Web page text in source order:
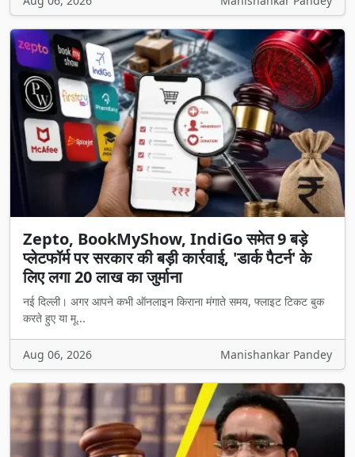
Zepto, BookMyShow, IndiGo समेत 9 बड़े
प्लेटफॉर्म पर सरकार की बड़ी कार्रवाई, 'डार्क पैटर्न' के
लिए लगा 20 लाख का जुर्माना
नई दिल्ली। अगर आपने कभी ऑनलाइन किराना मंगाते समय, फ्लाइट टिकट बुक
करते हुए या मू...
Aug 06, 2026 Manishankar Pandey